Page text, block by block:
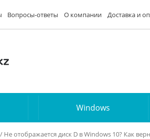
Вопросы-ответы О компании Доставка и
Windows
/ Не отображается диск D в Windows 10? Как